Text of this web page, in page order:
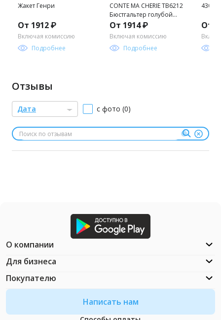
Жакет Генри
От 1912 ₽
Включая комиссию
Подробнее
CONTE MA CHERIE TB6212
Бюстгальтер голубой
топаз
От 1914 ₽
Включая комиссию
Подробнее
4307
От
Отзывы
Дата с фото (0)
Написать нам
О компании
Для бизнеса
Покупателю